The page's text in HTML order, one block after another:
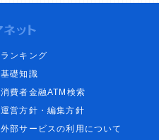
ランキング
基礎知識
消費者金融ATM検索
運営方針・編集方針
外部サービスの利用について